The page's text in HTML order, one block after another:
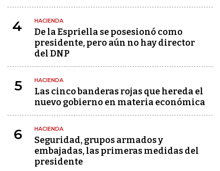
4 HACIENDA
De la Espriella se posesionó como
presidente, pero aún no hay director
del DNP
5 HACIENDA
Las cinco banderas rojas que hereda el
nuevo gobierno en materia económica
6 HACIENDA
Seguridad, grupos armados y
embajadas, las primeras medidas del
presidente